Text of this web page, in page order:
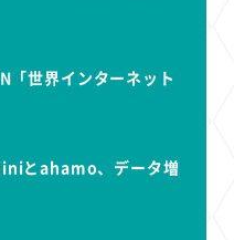
「世界インターネット
とahamo、データ増